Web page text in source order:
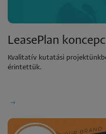
LeasePlan
Kvalitatív kutatási
érintettük.